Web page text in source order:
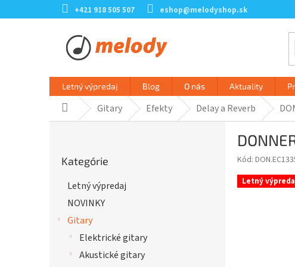
na
+421 918 505 507 eshop@melodyshop.sk
Letný výpredaj Blog O nás Aktuality
DomovGitary Efekty Delay a Reverb
kategórie
Kategórie
Letný výpredaj
NOVINKY
Gitary
Elektrické gitary
Akustické gitary
Kód:
Letný